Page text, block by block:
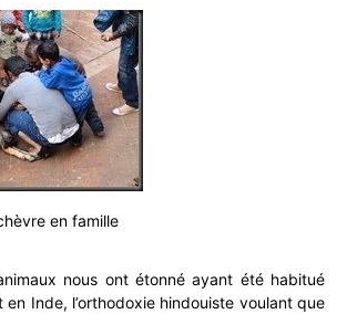
en famille
nous ont étonné ayant été habitué
Inde, l’orthodoxie hindouiste voulant que